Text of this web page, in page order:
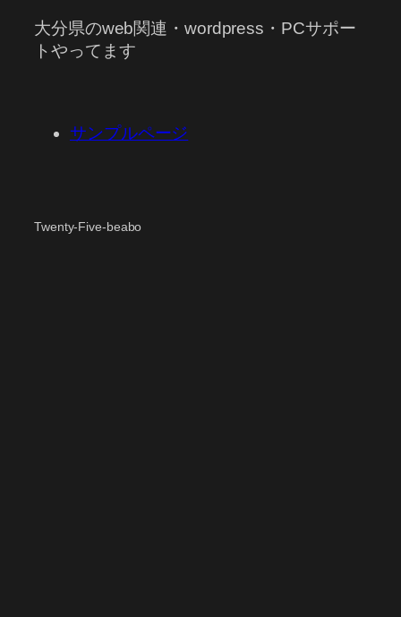
大分県のweb関連・wordpress・PCサポー
トやってます
サンプルページ
Twenty-Five-beabo